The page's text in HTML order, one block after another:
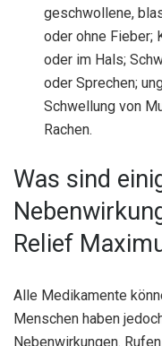
geschwollene,
oder ohne Fieber;
oder im Hals;
oder Sprechen;
Schwellung von
Rachen.
Was sind
Relief
Alle Medikamente
Menschen haben
Nebenwirkungen.